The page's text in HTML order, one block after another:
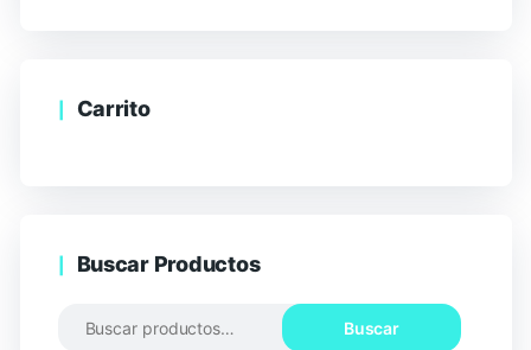
Carrito
Buscar Productos
Buscar